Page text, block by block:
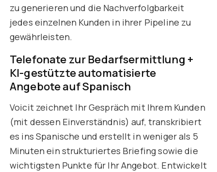
zu generieren und die Nachverfolgbarkeit
jedes einzelnen Kunden in ihrer Pipeline zu
gewährleisten.
Telefonate zur Bedarfsermittlung +
KI-gestützte automatisierte
Angebote auf Spanisch
Voicit zeichnet Ihr Gespräch mit Ihrem Kunden
(mit dessen Einverständnis) auf, transkribiert
es ins Spanische und erstellt in weniger als 5
Minuten ein strukturiertes Briefing sowie die
wichtigsten Punkte für Ihr Angebot. Entwickelt